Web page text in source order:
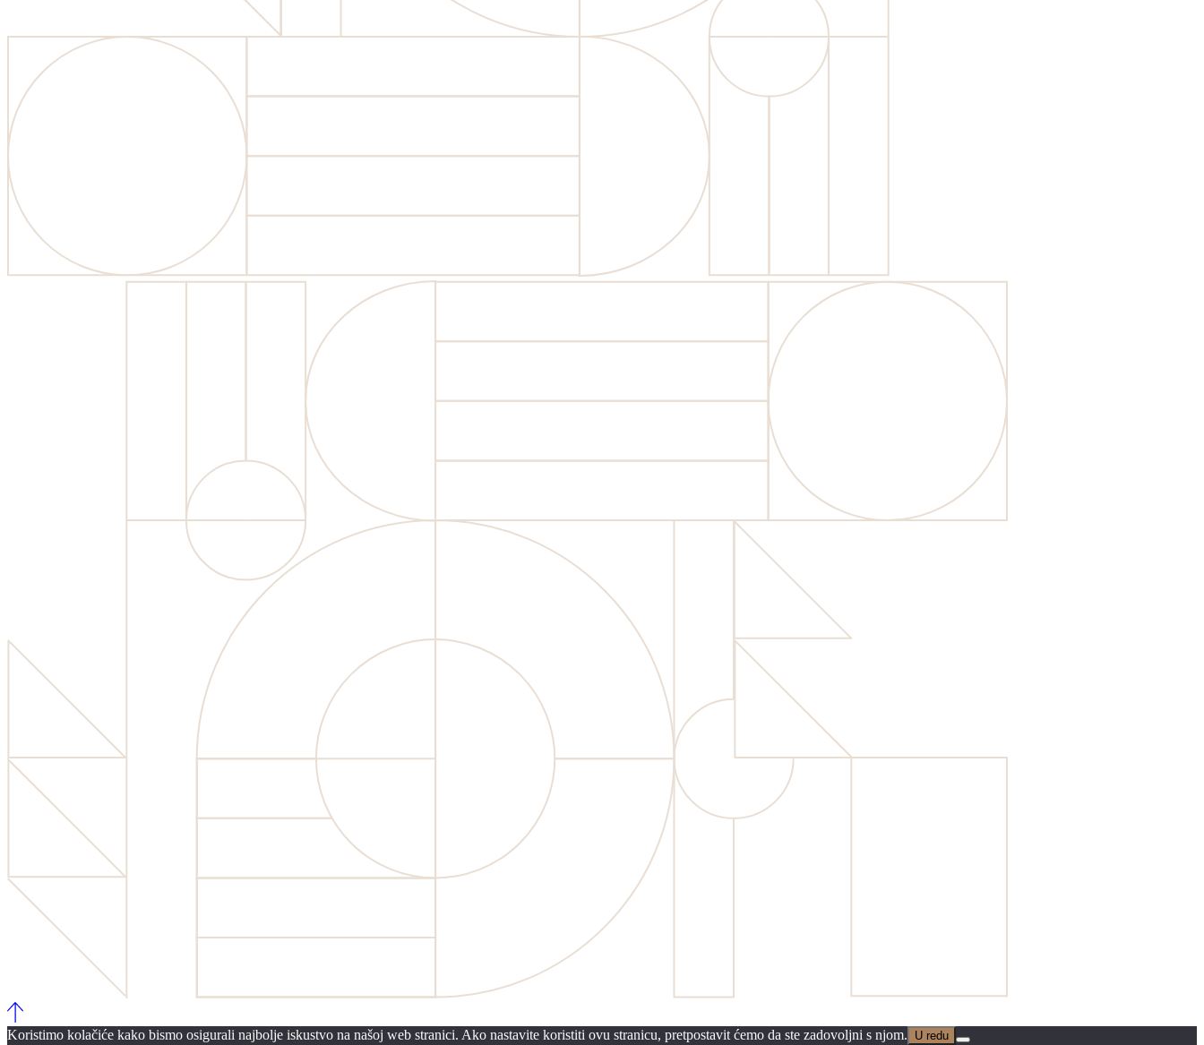
Koristimo kolačiće kako bismo osigurali najbolje iskustvo na našoj web stranici. Ako nastavite koristiti ovu stranicu, pretpostavit ćemo da ste zadovoljni s njom. U redu